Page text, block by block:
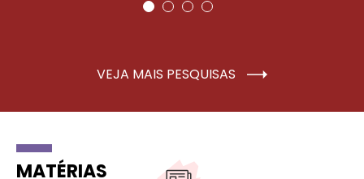
VEJA MAIS PESQUISAS
MATÉRIAS